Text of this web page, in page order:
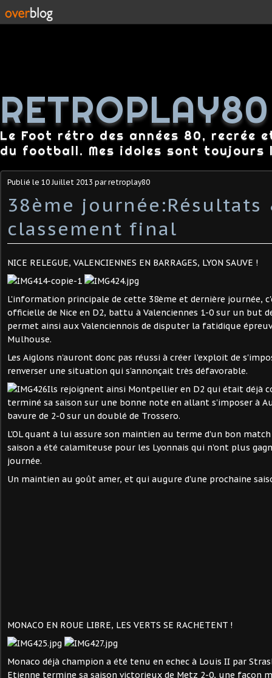
RETROPLAY80
Le Foot rétro des années 80, recrée
du football. Mes idoles sont toujours
Publié le 10 Juillet 2013 par retroplay80
38ème journée:Résultats
classement final
NICE RELEGUE, VALENCIENNES EN BARRAGES, LYON SAUVE !
L'information principale de cette 38ème et dernière journée,
officielle de Nice en D2, battu à Valenciennes 1-0 sur un but
permet ainsi aux Valenciennois de disputer la fatidique
Mulhouse.
Les Aiglons n'auront donc pas réussi à créer l'exploit de
renverser une situation qui s'annonçait très défavorable.
Ils rejoignent ainsi Montpellier en D2 qui était déjà
terminé sa saison sur une bonne note en allant s'imposer à
bavure de 2-0 sur un doublé de Trossero.
L'OL quant à lui assure son maintien au terme d'un bon
saison a été calamiteuse pour les Lyonnais qui n'ont plus
journée.
Un maintien au goût amer, et qui augure d'une prochaine
MONACO EN ROUE LIBRE, LES VERTS SE RACHETENT !
Monaco déjà champion a été tenu en echec à Louis II par
Etienne termine sa saison victorieux de Metz 2-0, une façon